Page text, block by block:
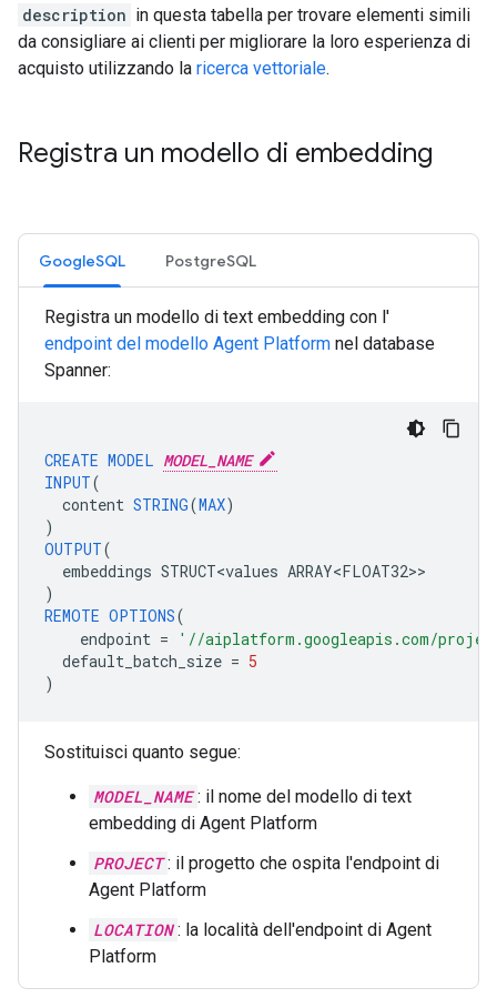
description in questa tabella per trovare elementi simili
da consigliare ai clienti per migliorare la loro esperienza di
acquisto utilizzando la ricerca vettoriale.
Registra un modello di embedding
GoogleSQL PostgreSQL
Registra un modello di text embedding con l'
endpoint del modello Agent Platform nel database
Spanner:
CREATE MODEL MODEL_NAME
INPUT(
content STRING(MAX)
)
OUTPUT(
embeddings STRUCT<values ARRAY<FLOAT32>
)
REMOTE OPTIONS(
endpoint =
'//aiplatform.googleapis.com/
default_batch_size = 5
)
Sostituisci quanto segue:
MODEL_NAME : il nome del modello di text
embedding di Agent Platform
PROJECT : il progetto che ospita l'endpoint di
Agent Platform
LOCATION : la località dell'endpoint di Agent
Platform